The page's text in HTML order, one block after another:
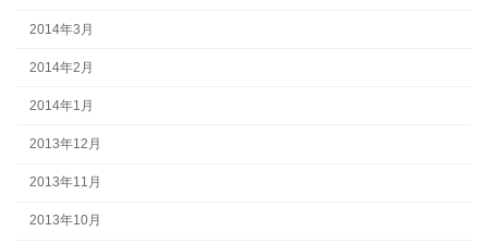
2014年3月
2014年2月
2014年1月
2013年12月
2013年11月
2013年10月